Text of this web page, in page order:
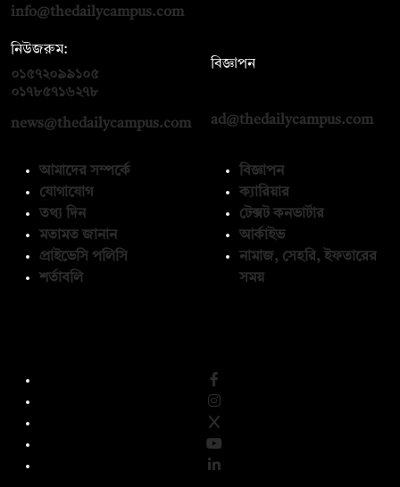
info@thedailycampus.com
নিউজরুম:
০১৫৭২০৯৯১০৫
০১৭৮৫৭১৬২৭৮
news@thedailycampus.com
বিজ্ঞাপন
ad@thedailycampus.com
আমাদের সম্পর্কে
যোগাযোগ
তথ্য দিন
মতামত জানান
প্রাইভেসি পলিসি
শর্তাবলি
বিজ্ঞাপন
ক্যারিয়ার
টেক্সট কনভার্টার
আর্কাইভ
নামাজ, সেহরি, ইফতারের
সময়